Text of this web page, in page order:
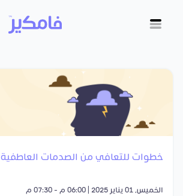
خطوات للتعافي من الصدمات العاطفية
الخميس, 01 يناير 2025 | 06:00 م - 07:30 م